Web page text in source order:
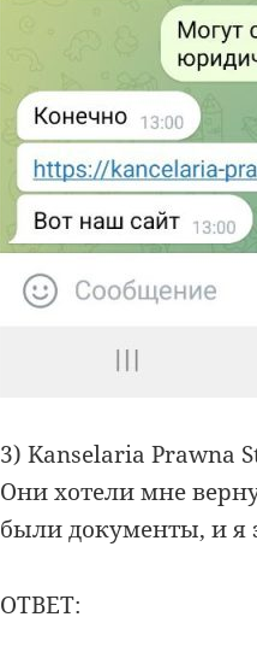
3) Kanselaria Prawna
Они хотели мне
были документы, и я
ОТВЕТ: